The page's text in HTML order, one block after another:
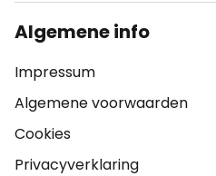
Algemene info
Impressum
Algemene voorwaarden
Cookies
Privacyverklaring